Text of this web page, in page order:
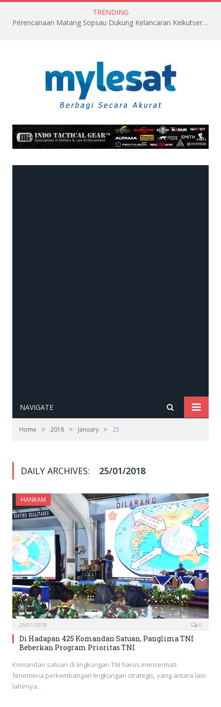
TRENDING
Perencanaan Matang Sopsau Dukung Kelancaran Keikutsertaan TNI AU di Pitch Black 2026
NAVIGATE
Home » 2018 » January » 25
DAILY ARCHIVES: 25/01/2018
HANKAM
25/01/2018 0
Di Hadapan 425 Komandan Satuan, Panglima TNI
Beberkan Program Prioritas TNI
Komandan satuan di lingkungan TNI harus mencermati
fenomena perkembangan lingkungan strategis, yang antara lain
lahirnya…